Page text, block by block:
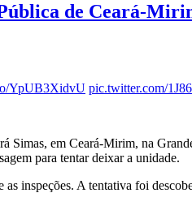
de Ceará-
YpUB3XidvU pic.twitter.com/
em Ceará-Mirim, na
para tentar deixar a unidade.
inspeções. A tentativa foi